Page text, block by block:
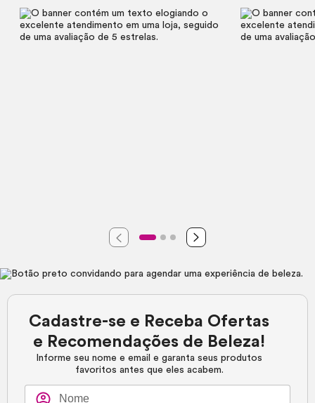
Cadastre-se e Receba Ofertas
e Recomendações de Beleza!
Informe seu nome e email e garanta seus produtos
favoritos antes que eles acabem.